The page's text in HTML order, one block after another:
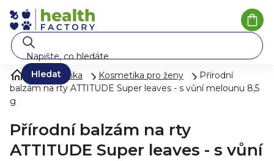
na
obsah
Hledat
Kosmetika Kosmetika pro ženy
Přírodní
balzám na rty ATTITUDE Super leaves - s vůní melounu 8,5
g
Přírodní balzám na rty
ATTITUDE Super leaves - s vůní